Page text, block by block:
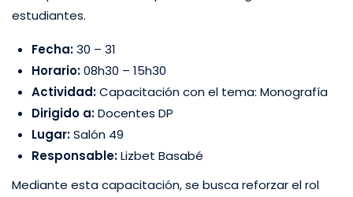
estudiantes.
Fecha:30 – 31
Horario:08h30 – 15h30
Actividad:Capacitación con el tema: Monografía
Dirigido a:Docentes DP
Lugar:Salón 49
Responsable:Lizbet Basabé
Mediante esta capacitación, se busca reforzar el rol